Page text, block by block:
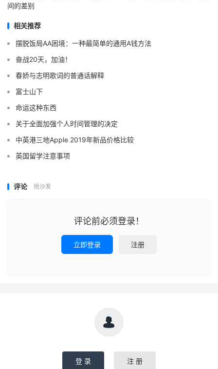
间的差别
相关推荐
摆脱饭局AA困境：一种最简单的通用A钱方法
奋战20天，加油！
春娇与志明歌词的普通话解释
富士山下
命运这种东西
关于全面加强个人时间管理的决定
中英港三地Apple 2019年新品价格比较
英国留学注意事项
评论 抢沙发
评论前必须登录！
立即登录 注册

登 录 注 册